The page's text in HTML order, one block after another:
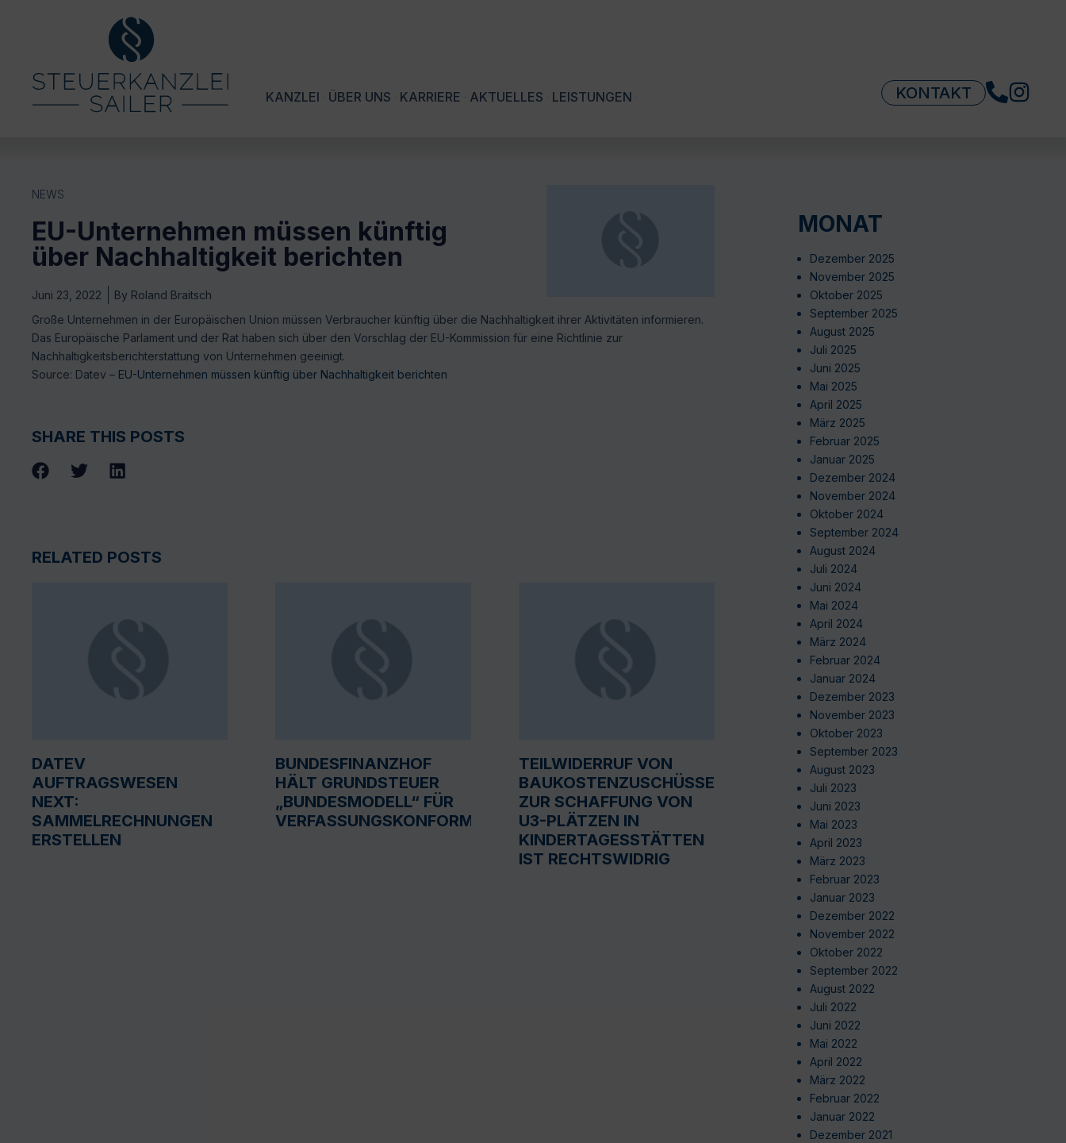
KANZLEI ÜBER UNS KARRIERE AKTUELLES LEISTUNGEN KONTAKT
NEWS
EU-Unternehmen müssen künftig
über Nachhaltigkeit berichten
Juni 23, 2022 By Roland Braitsch
Große Unternehmen in der Europäischen Union müssen Verbraucher künftig über die Nachhaltigkeit ihrer Aktivitäten informieren.
Das Europäische Parlament und der Rat haben sich über den Vorschlag der EU-Kommission für eine Richtlinie zur
Nachhaltigkeitsberichterstattung von Unternehmen geeinigt.
Source: Datev – EU-Unternehmen müssen künftig über Nachhaltigkeit berichten
SHARE THIS POSTS
RELATED POSTS
DATEV
AUFTRAGSWESEN
NEXT:
SAMMELRECHNUNGEN
ERSTELLEN
BUNDESFINANZHOF
HÄLT GRUNDSTEUER
„BUNDESMODELL“ FÜR
VERFASSUNGSKONFORM
TEILWIDERRUF VON
BAUKOSTENZUSCHÜSSEN
ZUR SCHAFFUNG VON
U3-PLÄTZEN IN
KINDERTAGESSTÄTTEN
IST RECHTSWIDRIG
MONAT
Dezember 2025
November 2025
Oktober 2025
September 2025
August 2025
Juli 2025
Juni 2025
Mai 2025
April 2025
März 2025
Februar 2025
Januar 2025
Dezember 2024
November 2024
Oktober 2024
September 2024
August 2024
Juli 2024
Juni 2024
Mai 2024
April 2024
März 2024
Februar 2024
Januar 2024
Dezember 2023
November 2023
Oktober 2023
September 2023
August 2023
Juli 2023
Juni 2023
Mai 2023
April 2023
März 2023
Februar 2023
Januar 2023
Dezember 2022
November 2022
Oktober 2022
September 2022
August 2022
Juli 2022
Juni 2022
Mai 2022
April 2022
März 2022
Februar 2022
Januar 2022
Dezember 2021